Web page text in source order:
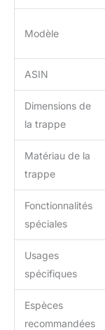
Modèle
ASIN
Dimensions de
la trappe
Matériau de la
trappe
Fonctionnalités
spéciales
Usages
spécifiques
Espèces
recommandées